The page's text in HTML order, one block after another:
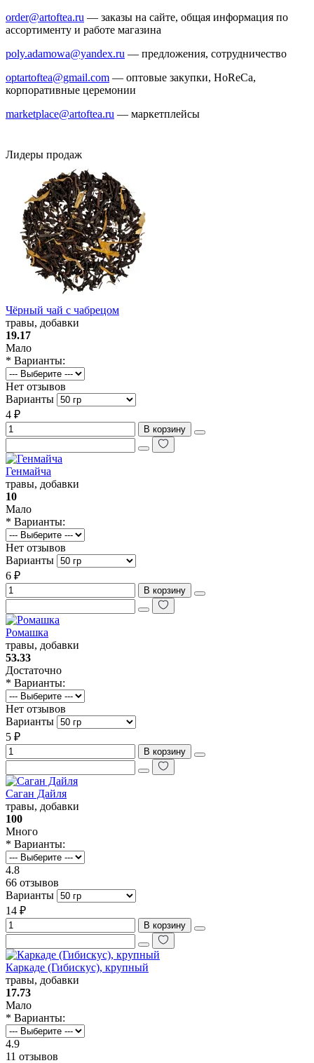
order@artoftea.ru — заказы на сайте, общая информация по
ассортименту и работе магазина
poly.adamowa@yandex.ru — предложения, сотрудничество
optartoftea@gmail.com — оптовые закупки, HoReCa,
корпоративные церемонии
marketplace@artoftea.ru — маркетплейсы
Лидеры продаж
Чёрный чай с чабрецом
травы, добавки
19.17
Мало
* Варианты:
Нет отзывов
Варианты
4 ₽
В корзину
Генмайча
травы, добавки
10
Мало
* Варианты:
Нет отзывов
Варианты
6 ₽
В корзину
Ромашка
травы, добавки
53.33
Достаточно
* Варианты:
Нет отзывов
Варианты
5 ₽
В корзину
Саган Дайля
травы, добавки
100
Много
* Варианты:
4.8
66 отзывов
Варианты
14 ₽
В корзину
Каркаде (Гибискус), крупный
травы, добавки
17.73
Мало
* Варианты:
4.9
11 отзывов